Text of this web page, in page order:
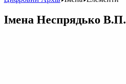
Імена Неспрядько В.П.